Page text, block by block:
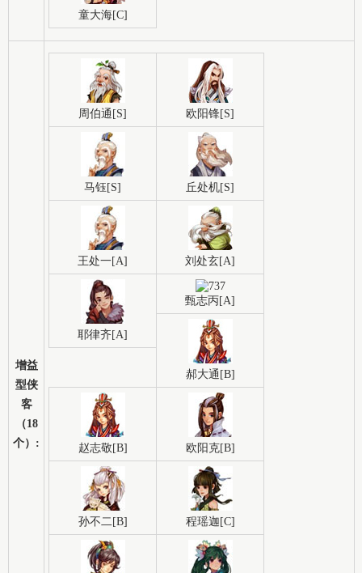
童大海[C]
增益
型侠
客
（18
个）:
周伯通[S] 欧阳锋[S]
马钰[S] 丘处机[S]
王处一[A] 刘处玄[A]
耶律齐[A]
甄志丙[A]
郝大通[B]
赵志敬[B] 欧阳克[B]
孙不二[B] 程瑶迦[C]